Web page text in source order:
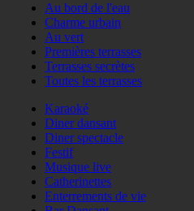
Au bord de l'eau
Charme urbain
Au vert
Premières terrasses
Terrasses secrètes
Toutes les terrasses
Karaoké
Diner dansant
Diner spectacle
Festif
Musique live
Catherinettes
Enterrements de vie